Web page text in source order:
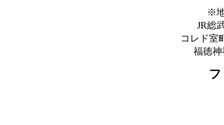
※
JR総
コレド室
福徳